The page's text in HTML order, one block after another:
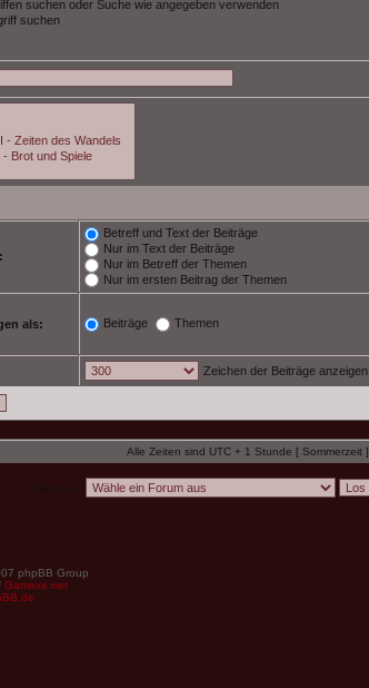
suchen oder Suche wie angegeben verwenden
suchen
Betreff und Text der Beiträge
Nur im Text der Beiträge
Nur im Betreff der Themen
Nur im ersten Beitrag der Themen
als: Beiträge Themen
Zeichen der Beiträge anzeigen
Alle Zeiten sind UTC + 1 Stunde [ Sommerzeit ]
phpBB Group
Gamexe.net